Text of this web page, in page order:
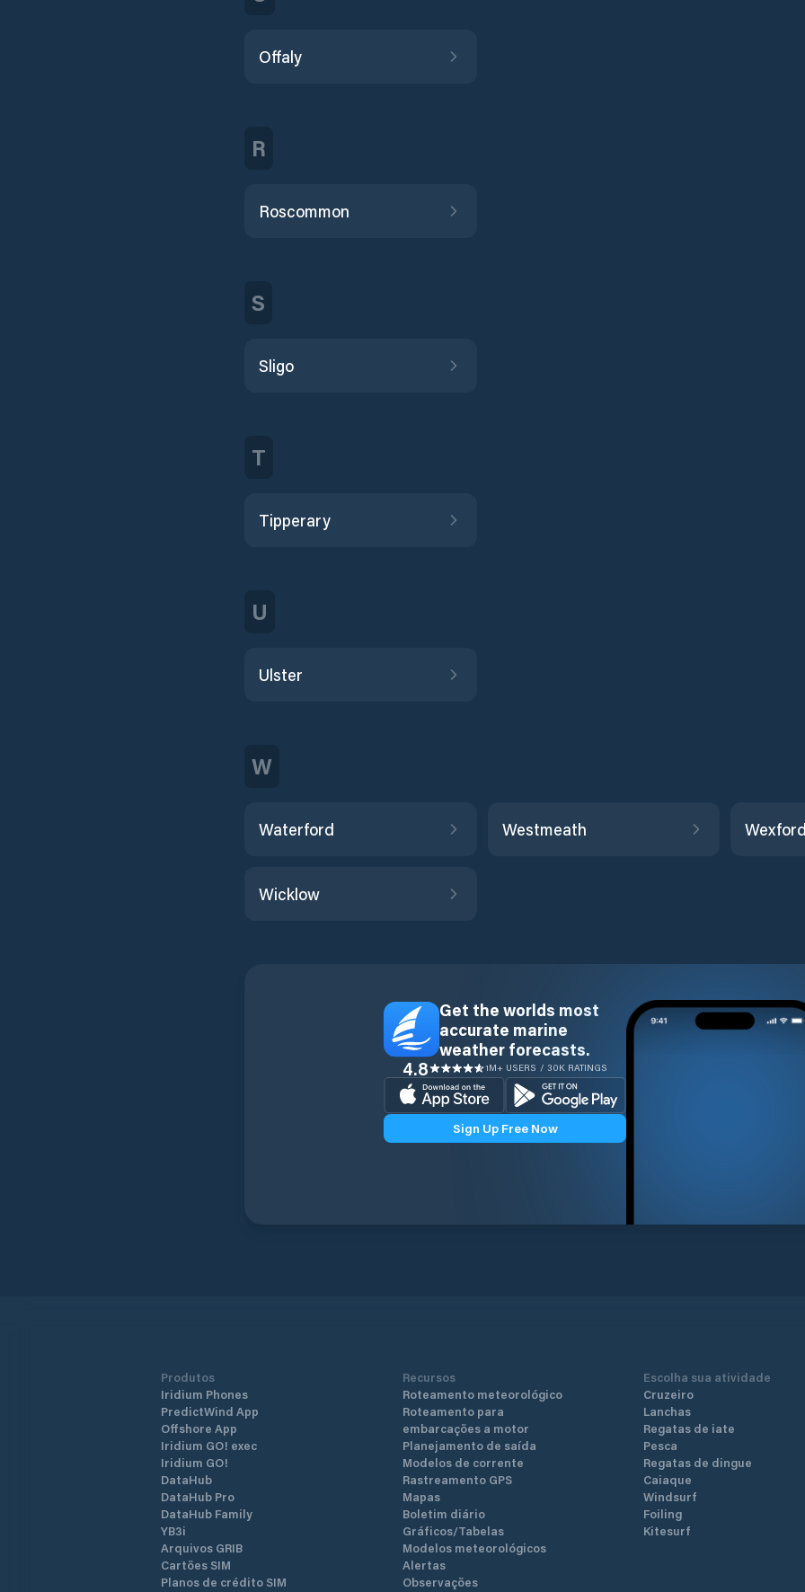
Offaly
R
Roscommon
S
Sligo
T
Tipperary
U
Ulster
W
Waterford Westmeath
Wicklow
Get the worlds most
accurate marine
weather forecasts.
4.8 1M+ USERS / 30K RATINGS
Sign Up Free Now
Produtos
Iridium Phones
PredictWind App
Offshore App
Iridium GO! exec
Iridium GO!
DataHub
DataHub Pro
DataHub Family
YB3i
Arquivos GRIB
Cartões SIM
Planos de crédito SIM
Recursos
Roteamento meteorológico
Roteamento para
embarcações a motor
Planejamento de saída
Modelos de corrente
Rastreamento GPS
Mapas
Boletim diário
Gráficos/Tabelas
Modelos meteorológicos
Alertas
Observações
Escolha sua atividade
Cruzeiro
Lanchas
Regatas de iate
Pesca
Regatas de dingue
Caiaque
Windsurf
Foiling
Kitesurf